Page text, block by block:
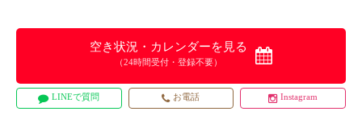
空き状況・カレンダーを見る
（24時間受付・登録不要）
LINEで質問 お電話 Instagram